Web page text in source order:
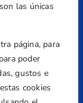
las únicas
página, para
poder
gustos e
cookies